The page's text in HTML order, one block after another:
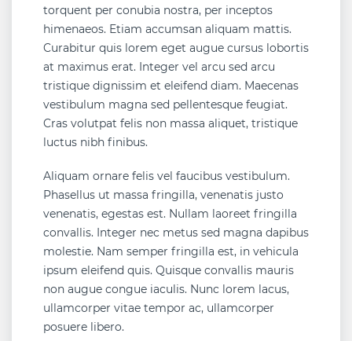
torquent per conubia nostra, per inceptos
himenaeos. Etiam accumsan aliquam mattis.
Curabitur quis lorem eget augue cursus lobortis
at maximus erat. Integer vel arcu sed arcu
tristique dignissim et eleifend diam. Maecenas
vestibulum magna sed pellentesque feugiat.
Cras volutpat felis non massa aliquet, tristique
luctus nibh finibus.
Aliquam ornare felis vel faucibus vestibulum.
Phasellus ut massa fringilla, venenatis justo
venenatis, egestas est. Nullam laoreet fringilla
convallis. Integer nec metus sed magna dapibus
molestie. Nam semper fringilla est, in vehicula
ipsum eleifend quis. Quisque convallis mauris
non augue congue iaculis. Nunc lorem lacus,
ullamcorper vitae tempor ac, ullamcorper
posuere libero.